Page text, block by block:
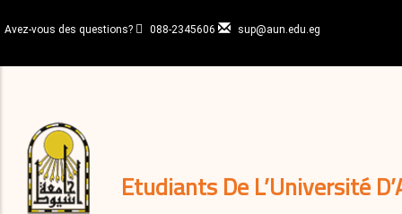
au
principal
Avez-vous des questions? 088-2345606 sup@aun.edu.eg
Etudiants De L’Université
décisions
Expatriés
Journal